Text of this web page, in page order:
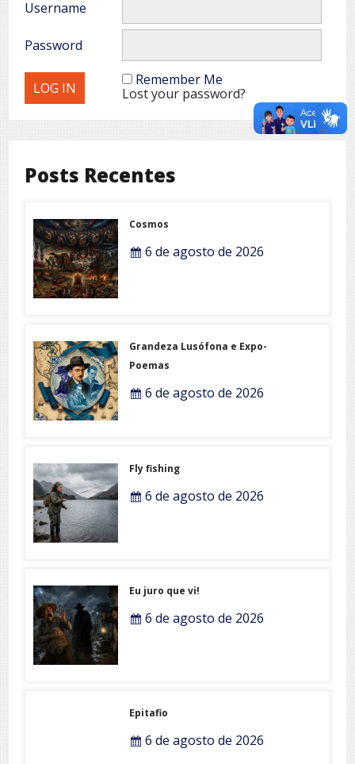
Username
Password
Remember Me
Lost your password?
Posts Recentes
Cosmos
6 de agosto de 2026
Grandeza Lusófona e Expo-
Poemas
6 de agosto de 2026
Fly fishing
6 de agosto de 2026
Eu juro que vi!
6 de agosto de 2026
Epitafio
6 de agosto de 2026